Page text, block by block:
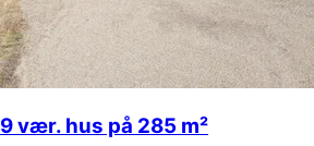
9 vær. hus på 285 m²